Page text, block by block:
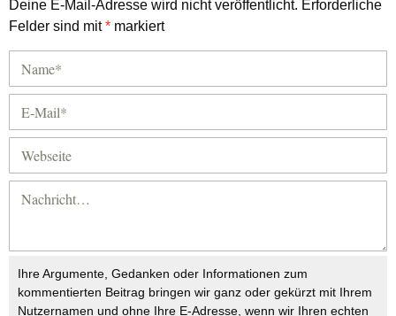
Deine E-Mail-Adresse wird nicht veröffentlicht. Erforderliche
Felder sind mit* markiert
Ihre Argumente, Gedanken oder Informationen zum
kommentierten Beitrag bringen wir ganz oder gekürzt mit Ihrem
Nutzernamen und ohne Ihre E-Adresse, wenn wir Ihren echten